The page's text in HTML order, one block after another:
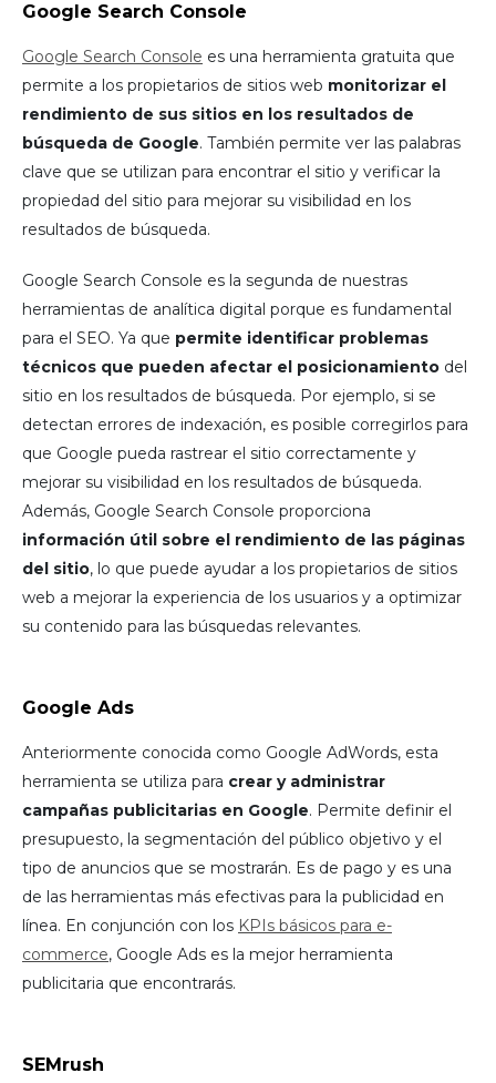
Google Search Console
Google Search Console es una herramienta gratuita que
permite a los propietarios de sitios web monitorizar el
rendimiento de sus sitios en los resultados de
búsqueda de Google. También permite ver las palabras
clave que se utilizan para encontrar el sitio y verificar la
propiedad del sitio para mejorar su visibilidad en los
resultados de búsqueda.
Google Search Console es la segunda de nuestras
herramientas de analítica digital porque es fundamental
para el SEO. Ya que permite identificar problemas
técnicos que pueden afectar el posicionamiento del
sitio en los resultados de búsqueda. Por ejemplo, si se
detectan errores de indexación, es posible corregirlos para
que Google pueda rastrear el sitio correctamente y
mejorar su visibilidad en los resultados de búsqueda.
Además, Google Search Console proporciona
información útil sobre el rendimiento de las páginas
del sitio, lo que puede ayudar a los propietarios de sitios
web a mejorar la experiencia de los usuarios y a optimizar
su contenido para las búsquedas relevantes.
Google Ads
Anteriormente conocida como Google AdWords, esta
herramienta se utiliza para crear y administrar
campañas publicitarias en Google. Permite definir el
presupuesto, la segmentación del público objetivo y el
tipo de anuncios que se mostrarán. Es de pago y es una
de las herramientas más efectivas para la publicidad en
línea. En conjunción con los KPIs básicos para e-
commerce, Google Ads es la mejor herramienta
publicitaria que encontrarás.
SEMrush